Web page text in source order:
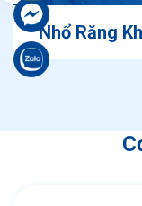
Nhổ Răng